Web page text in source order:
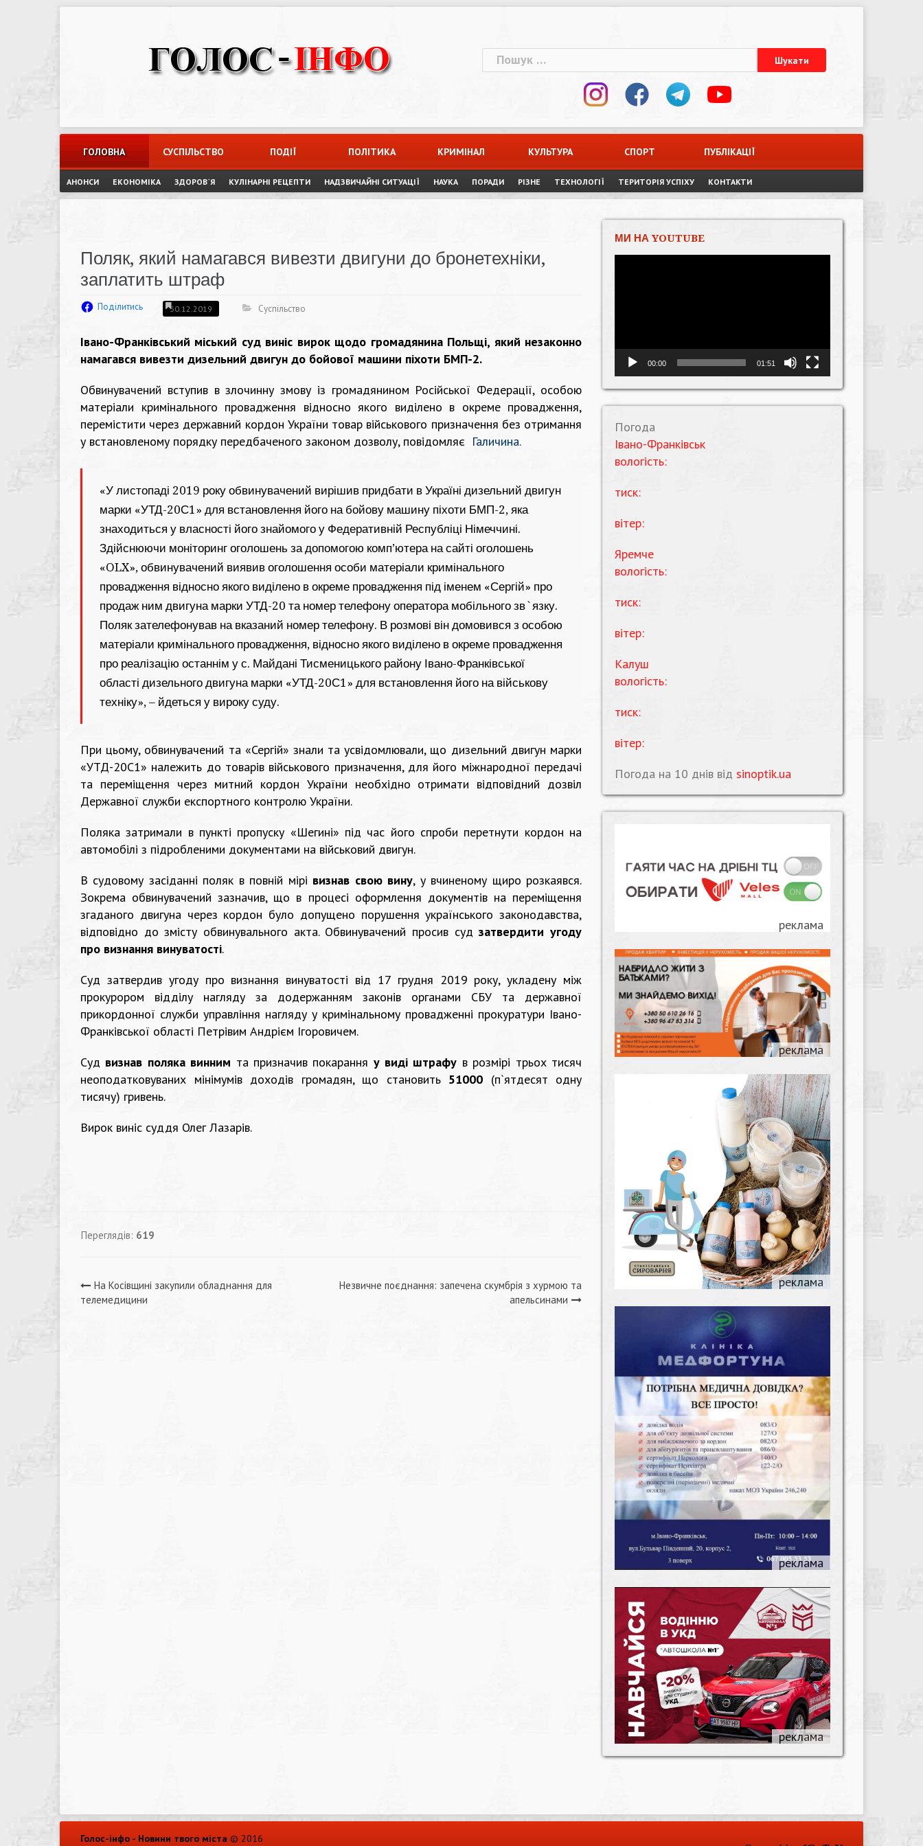
Пошук:
ГОЛОВНА СУСПІЛЬСТВО ПОДІЇ ПОЛІТИКА КРИМІНАЛ КУЛЬТУРА СПОРТ ПУБЛІКАЦІЇ
АНОНСИ ЕКОНОМІКА ЗДОРОВ`Я КУЛІНАРНІ РЕЦЕПТИ НАДЗВИЧАЙНІ СИТУАЦІЇ НАУКА ПОРАДИ РІЗНЕ ТЕХНОЛОГІЇ ТЕРИТОРІЯ УСПІХУ КОНТАКТИ
Поляк, який намагався вивезти двигуни до бронетехніки,
заплатить штраф
Поділитись 30.12.2019 Суспільство
Івано-Франківський міський суд виніс вирок щодо громадянина Польщі, який незаконно
намагався вивезти дизельний двигун до бойової машини піхоти БМП-2.
Обвинувачений вступив в злочинну змову із громадянином Російської Федерації, особою
матеріали кримінального провадження відносно якого виділено в окреме провадження,
перемістити через державний кордон України товар військового призначення без отримання
у встановленому порядку передбаченого законом дозволу, повідомляє Галичина.
«У листопаді 2019 року обвинувачений вирішив придбати в Україні дизельний двигун
марки «УТД-20С1» для встановлення його на бойову машину піхоти БМП-2, яка
знаходиться у власності його знайомого у Федеративній Республіці Німеччині.
Здійснюючи моніторинг оголошень за допомогою комп’ютера на сайті оголошень
«OLX», обвинувачений виявив оголошення особи матеріали кримінального
провадження відносно якого виділено в окреме провадження під іменем «Сергій» про
продаж ним двигуна марки УТД-20 та номер телефону оператора мобільного зв`язку.
Поляк зателефонував на вказаний номер телефону. В розмові він домовився з особою
матеріали кримінального провадження, відносно якого виділено в окреме провадження
про реалізацію останнім у с. Майдані Тисменицького району Івано-Франківської
області дизельного двигуна марки «УТД-20С1» для встановлення його на військову
техніку», – йдеться у вироку суду.
При цьому, обвинувачений та «Сергій» знали та усвідомлювали, що дизельний двигун марки
«УТД-20С1» належить до товарів військового призначення, для його міжнародної передачі
та переміщення через митний кордон України необхідно отримати відповідний дозвіл
Державної служби експортного контролю України.
Поляка затримали в пункті пропуску «Шегині» під час його спроби перетнути кордон на
автомобілі з підробленими документами на військовий двигун.
В судовому засіданні поляк в повній мірі визнав свою вину, у вчиненому щиро розкаявся.
Зокрема обвинувачений зазначив, що в процесі оформлення документів на переміщення
згаданого двигуна через кордон було допущено порушення українського законодавства,
відповідно до змісту обвинувального акта. Обвинувачений просив судзатвердити угоду
про визнання винуватості.
Суд затвердив угоду про визнання винуватості від 17 грудня 2019 року, укладену між
прокурором відділу нагляду за додержанням законів органами СБУ та державної
прикордонної служби управління нагляду у кримінальному провадженні прокуратури Івано-
Франківської області Петрівим Андрієм Ігоровичем.
Суд визнав поляка винним та призначив покарання у виді штрафу в розмірі трьох тисяч
неоподатковуваних мінімумів доходів громадян, що становить 51000 (п`ятдесят одну
тисячу) гривень.
Вирок виніс суддя Олег Лазарів.
Переглядів: 619
Навігація
На Косівщині закупили обладнання для
телемедицини
Незвичне поєднання: запечена скумбрія з хурмою та
апельсинами
МИ НА YOUTUBE
00:00 01:51
Погода
Івано-Франківськ
вологість:
тиск:
вітер:
Яремче
вологість:
тиск:
вітер:
Калуш
вологість:
тиск:
вітер:
Погода на 10 днів від sinoptik.ua
Голос-інфо - Новини твого міста © 2016